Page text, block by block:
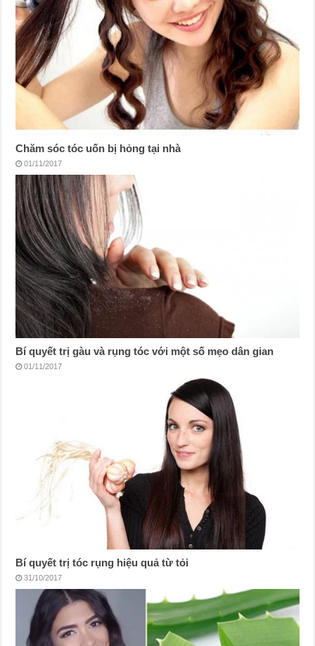
Chăm sóc tóc uốn bị hỏng tại nhà
01/11/2017
Bí quyết trị gàu và rụng tóc với một số mẹo dân gian
01/11/2017
Bí quyết trị tóc rụng hiệu quả từ tỏi
31/10/2017